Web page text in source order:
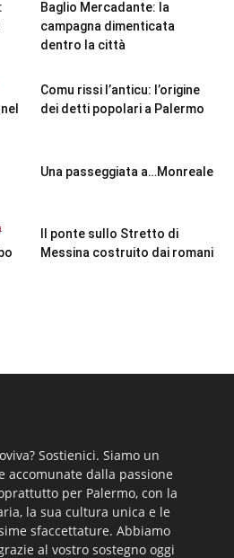
Baglio Mercadante: la
campagna dimenticata
dentro la città
Comu rissi l’anticu: l’origine
dei detti popolari a Palermo
Una passeggiata a…Monreale
Il ponte sullo Stretto di
Messina costruito dai romani
Sostienici. Siamo un
accomunate dalla passione
per Palermo, con la
la sua cultura unica e le
sfaccettature. Abbiamo
al vostro sostegno oggi